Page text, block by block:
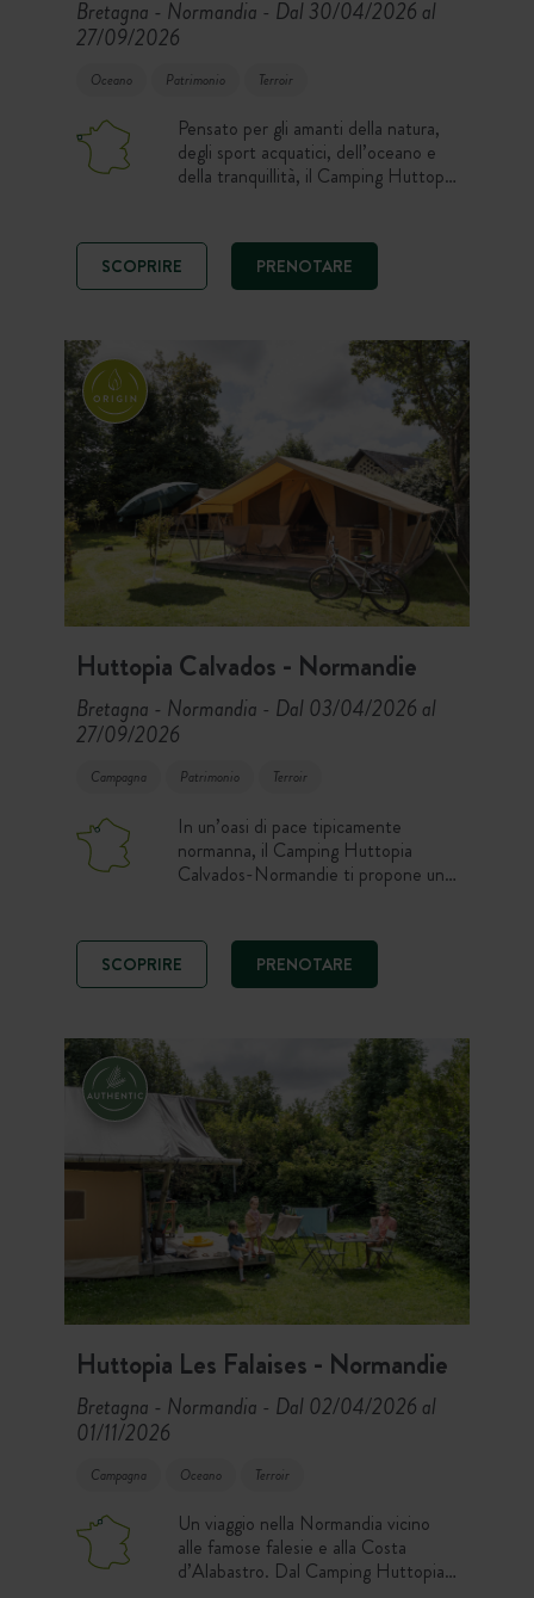
Bretagna - Normandia - Dal 30/04/2026 al
27/09/2026
Oceano Patrimonio Terroir
Pensato per gli amanti della natura,
degli sport acquatici, dell’oceano e
della tranquillità, il Camping Huttopia
Bretagna, nel Finistère meridionale.
Dalla piscina che si affaccia sulla baia
di Douarnenez, concedetevi un
SCOPRIRE PRENOTARE
Huttopia Calvados - Normandie
Bretagna - Normandia - Dal 03/04/2026 al
27/09/2026
Campagna Patrimonio Terroir
In un’oasi di pace tipicamente
normanna, il Camping Huttopia
Calvados-Normandie ti propone un
camping completamente rinnovato
con piscina riscaldata e coperta e
ristorazione sul posto.
SCOPRIRE PRENOTARE
Huttopia Les Falaises - Normandie
Bretagna - Normandia - Dal 02/04/2026 al
01/11/2026
Campagna Oceano Terroir
Un viaggio nella Normandia vicino
alle famose falesie e alla Costa
d’Alabastro. Dal Camping Huttopia